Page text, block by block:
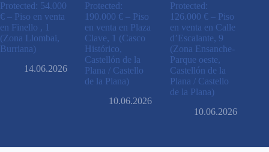
Protected: 54.000
€ – Piso en venta
en Finello , 1
(Zona Llombai,
Burriana)
14.06.2026
Protected:
190.000 € – Piso
en venta en Plaza
Clave, 1 (Casco
Histórico,
Castellón de la
Plana / Castello
de la Plana)
10.06.2026
Protected:
126.000 € – Piso
en venta en Calle
d’Escalante, 9
(Zona Ensanche-
Parque oeste,
Castellón de la
Plana / Castello
de la Plana)
10.06.2026